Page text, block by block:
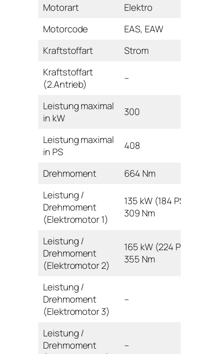
Motorart
Elektro
Motorcode
EAS, EAW
Kraftstoffart
Strom
Kraftstoffart
(2.Antrieb)
–
Leistung maximal
in kW
300
Leistung maximal
in PS
408
Drehmoment
664 Nm
Leistung /
Drehmoment
(Elektromotor 1)
135 kW (184 PS) /
309 Nm
Leistung /
Drehmoment
(Elektromotor 2)
165 kW (224 PS) /
355 Nm
Leistung /
Drehmoment
(Elektromotor 3)
–
Leistung /
Drehmoment
–